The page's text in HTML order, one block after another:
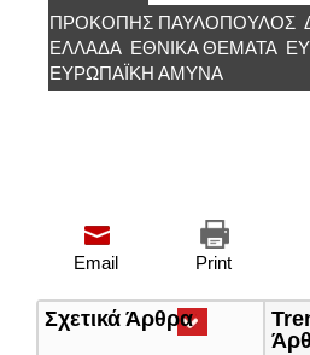
ΠΡΟΚΌΠΗΣ ΠΑΥΛΌΠΟΥΛΟΣ
ΕΛΛΆΔΑ ΕΘΝΙΚΆ ΘΈΜΑΤΑ
ΕΥΡΩΠΑΪΚΉ ΆΜΥΝΑ
Print
Email
Σχετικά Άρθρα(ενεργή
καρτέλα)